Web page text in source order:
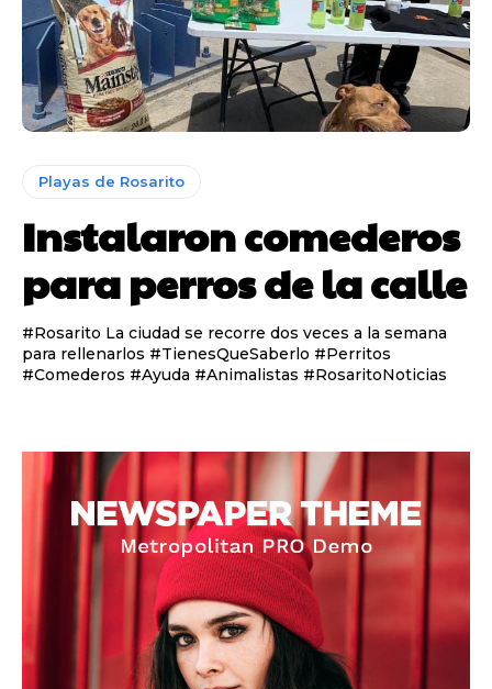
Playas de Rosarito
Instalaron comederos
para perros de la calle
#Rosarito La ciudad se recorre dos veces a la semana
para rellenarlos #TienesQueSaberlo #Perritos
#Comederos #Ayuda #Animalistas #RosaritoNoticias